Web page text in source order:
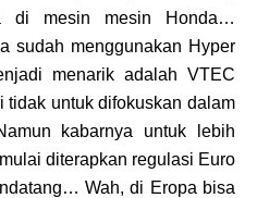
di mesin mesin Honda…
sudah menggunakan Hyper
menarik adalah VTEC
tidak untuk difokuskan dalam
kabarnya untuk lebih
diterapkan regulasi Euro
Wah, di Eropa bisa